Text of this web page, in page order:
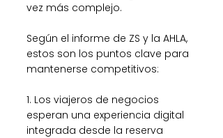
vez más complejo.
Según el informe de ZS y la AHLA,
estos son los puntos clave para
mantenerse competitivos:
1. Los viajeros de negocios
esperan una experiencia digital
integrada desde la reserva